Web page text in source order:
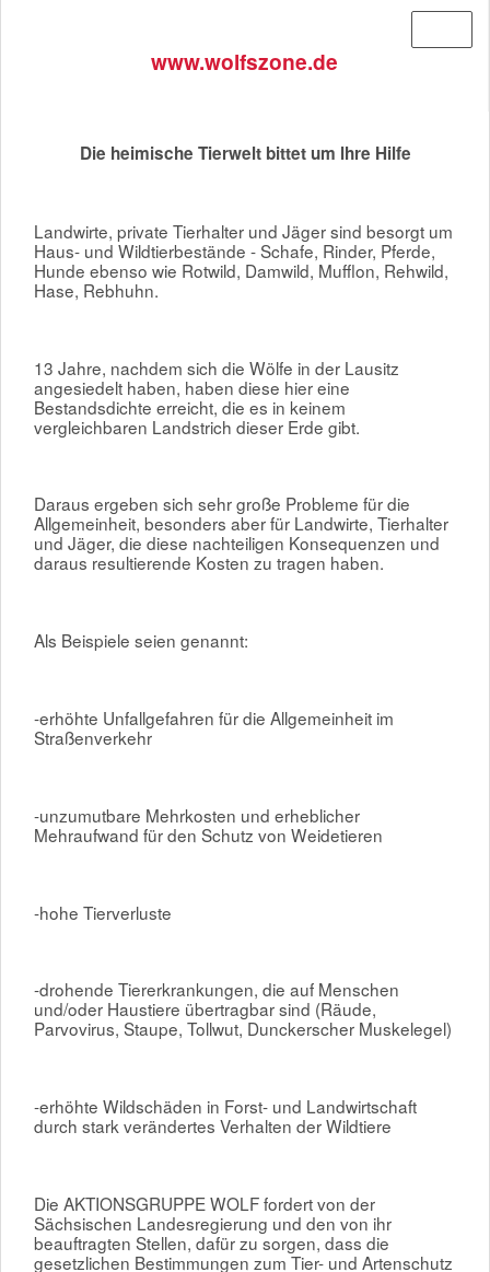
www.wolfszone.de
Die heimische Tierwelt bittet um lhre Hilfe
Landwirte, private Tierhalter und Jäger sind besorgt um
Haus- und Wildtierbestände - Schafe, Rinder, Pferde,
Hunde ebenso wie Rotwild, Damwild, Mufflon, Rehwild,
Hase, Rebhuhn.
13 Jahre, nachdem sich die Wölfe in der Lausitz
angesiedelt haben, haben diese hier eine
Bestandsdichte erreicht, die es in keinem
vergleichbaren Landstrich dieser Erde gibt.
Daraus ergeben sich sehr große Probleme für die
Allgemeinheit, besonders aber für Landwirte, Tierhalter
und Jäger, die diese nachteiligen Konsequenzen und
daraus resultierende Kosten zu tragen haben.
Als Beispiele seien genannt:
-erhöhte Unfallgefahren für die Allgemeinheit im
Straßenverkehr
-unzumutbare Mehrkosten und erheblicher
Mehraufwand für den Schutz von Weidetieren
-hohe Tierverluste
-drohende Tiererkrankungen, die auf Menschen
und/oder Haustiere übertragbar sind (Räude,
Parvovirus, Staupe, Tollwut, Dunckerscher Muskelegel)
-erhöhte Wildschäden in Forst- und Landwirtschaft
durch stark verändertes Verhalten der Wildtiere
Die AKTIONSGRUPPE WOLF fordert von der
Sächsischen Landesregierung und den von ihr
beauftragten Stellen, dafür zu sorgen, dass die
gesetzlichen Bestimmungen zum Tier- und Artenschutz